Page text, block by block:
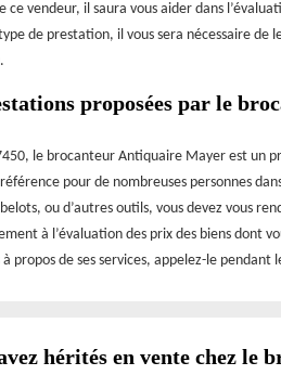
ce vendeur, il saura vous aider dans
de prestation, il vous sera nécessaire de
proposées par le
le brocanteur Antiquaire Mayer est un
pour de nombreuses personnes
ou d’autres outils, vous devez vous
à l’évaluation des prix des biens dont
propos de ses services, appelez-le pendant
hérités en vente chez le